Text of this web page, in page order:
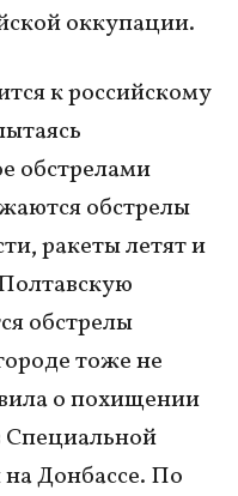
оккупации.
к российскому
обстрелами
обстрелы
ракеты летят и
обстрелы
тоже не
о похищении
Специальной
Донбассе. По